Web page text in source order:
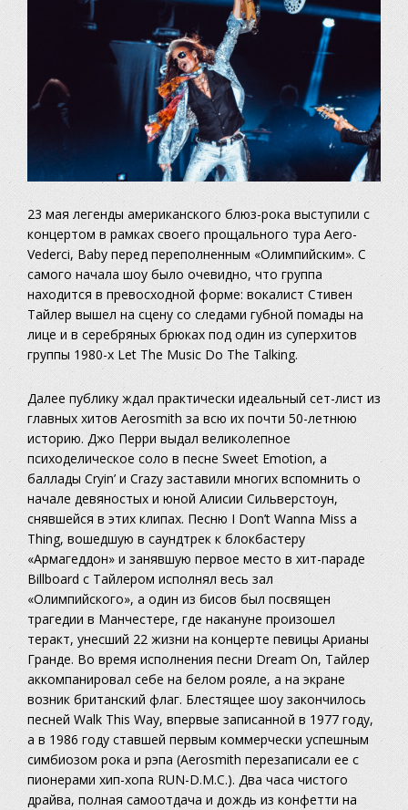
23 мая легенды американского блюз-рока выступили с
концертом в рамках своего прощального тура Aero-
Vederci, Baby перед переполненным «Олимпийским». С
самого начала шоу было очевидно, что группа
находится в превосходной форме: вокалист Стивен
Тайлер вышел на сцену со следами губной помады на
лице и в серебряных брюках под один из суперхитов
группы 1980-х Let The Music Do The Talking.
Далее публику ждал практически идеальный сет-лист из
главных хитов Aerosmith за всю их почти 50-летнюю
историю. Джо Перри выдал великолепное
психоделическое соло в песне Sweet Emotion, а
баллады Cryin’ и Crazy заставили многих вспомнить о
начале девяностых и юной Алисии Сильверстоун,
снявшейся в этих клипах. Песню I Don’t Wanna Miss a
Thing, вошедшую в саундтрек к блокбастеру
«Армагеддон» и занявшую первое место в хит-параде
Billboard с Тайлером исполнял весь зал
«Олимпийского», а один из бисов был посвящен
трагедии в Манчестере, где накануне произошел
теракт, унесший 22 жизни на концерте певицы Арианы
Гранде. Во время исполнения песни Dream On, Тайлер
аккомпанировал себе на белом рояле, а на экране
возник британский флаг. Блестящее шоу закончилось
песней Walk This Way, впервые записанной в 1977 году,
а в 1986 году ставшей первым коммерчески успешным
симбиозом рока и рэпа (Aerosmith перезаписали ее с
пионерами хип-хопа RUN-D.M.C.). Два часа чистого
драйва, полная самоотдача и дождь из конфетти на